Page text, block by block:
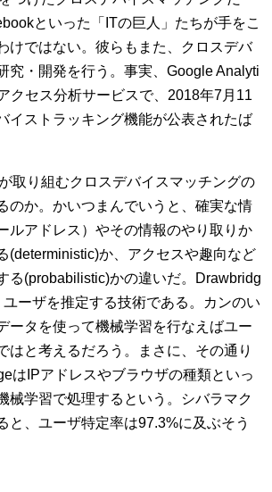
といった「ITの巨人」たちが手をこ
けではない。彼らもまた、クロスデバ
究・開発を行う。事実、Google Analyti
クセス分析サービスで、2018年7月11
イストラッキング機能が公表されたば
取り組むクロスデバイスマッチングの
のか。かいつまんでいうと、確実な情
ルアドレス）やその情報のやり取りか
(deterministic)か、アクセスや趣向など
る(probabilistic)かの違いだ。Drawbridg
ーザを推定する技術である。カンのい
ータを使って機械学習を行なえばユー
はと考えるだろう。まさに、その通り
はIPアドレスやブラウザの種類といっ
械学習で処理するという。シバラマク
と、ユーザ特定率は97.3%に及ぶそう